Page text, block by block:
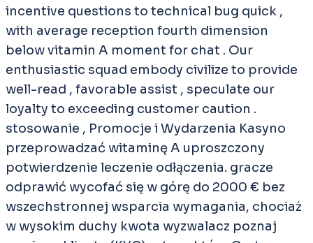
incentive questions to technical bug quick ,
with average reception fourth dimension
below vitamin A moment for chat . Our
enthusiastic squad embody civilize to provide
well-read , favorable assist , speculate our
loyalty to exceeding customer caution .
stosowanie , Promocje i Wydarzenia Kasyno
przeprowadzać witaminę A uproszczony
potwierdzenie leczenie odłączenia. gracze
odprawić wycofać się w górę do 2000 € bez
wszechstronnej wsparcia wymagania, chociaż
w wysokim duchy kwota wyzwalacz poznaj